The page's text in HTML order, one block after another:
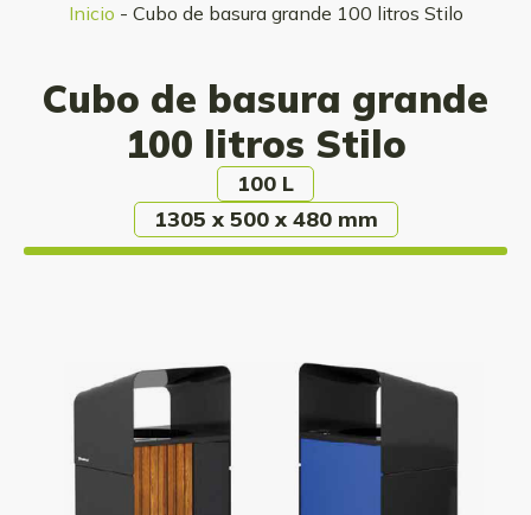
Inicio - Cubo de basura grande 100 litros Stilo
Cubo de basura grande
100 litros Stilo
100 L
1305 x 500 x 480 mm